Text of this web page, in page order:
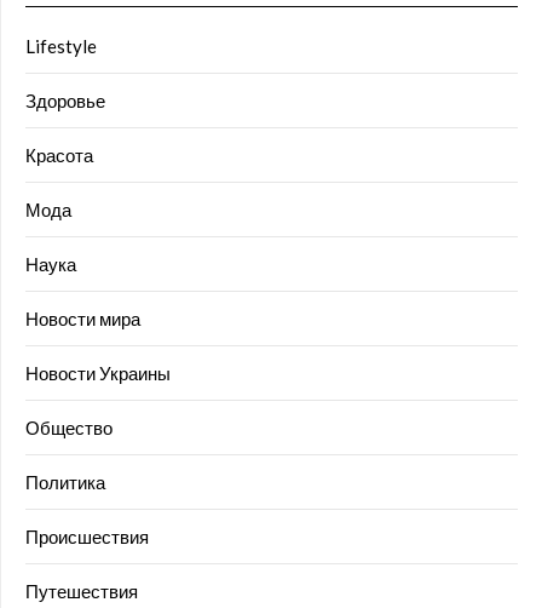
Lifestyle
Здоровье
Красота
Мода
Наука
Новости мира
Новости Украины
Общество
Политика
Происшествия
Путешествия